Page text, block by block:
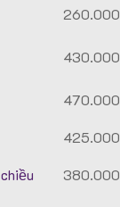
260.000
430.000
470.000
425.000
380.000